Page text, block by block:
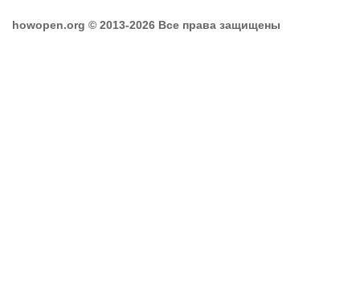
howopen.org © 2013-2026 Все права защищены